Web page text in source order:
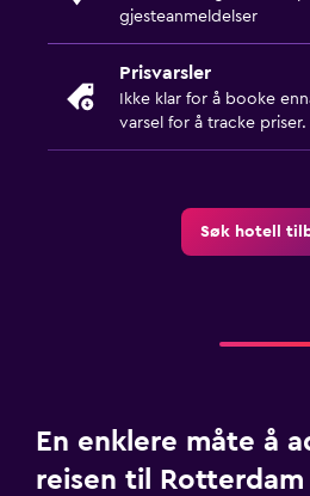
Diettspesifikke menyer (på
Bar/Lounge
Transfertjeneste (gratis)
gjesteanmeldelser
Prisvarsler
Ikke klar for å booke
varsel for å tracke priser.
Søk hotell
En enklere måte å
reisen til Rotterdam